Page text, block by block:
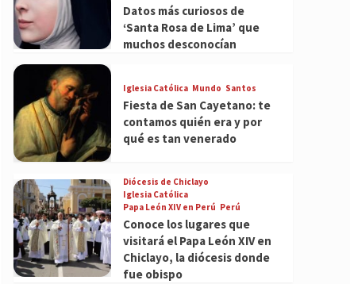
Datos más curiosos de
‘Santa Rosa de Lima’ que
muchos desconocían
Iglesia Católica Mundo Santos
Fiesta de San Cayetano: te
contamos quién era y por
qué es tan venerado
Diócesis de Chiclayo
Iglesia Católica
Papa León XIV en Perú Perú
Conoce los lugares que
visitará el Papa León XIV en
Chiclayo, la diócesis donde
fue obispo